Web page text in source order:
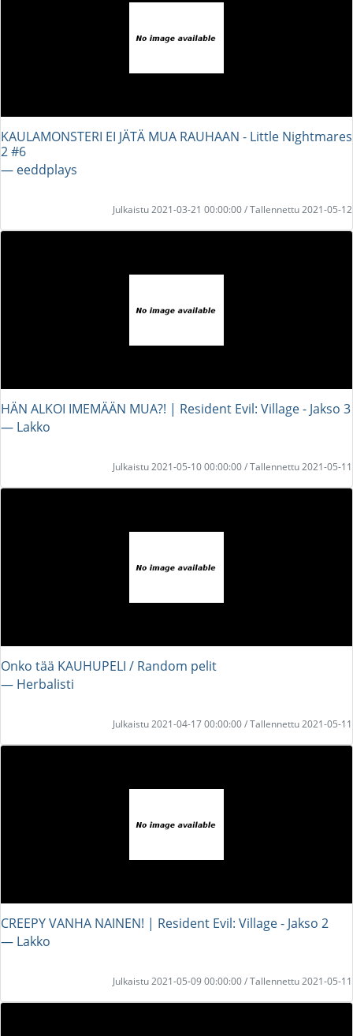
KAULAMONSTERI EI JÄTÄ MUA RAUHAAN - Little Nightmares
2 #6
― eeddplays
Julkaistu 2021-03-21 00:00:00 / Tallennettu 2021-05-12
HÄN ALKOI IMEMÄÄN MUA?! | Resident Evil: Village - Jakso 3
― Lakko
Julkaistu 2021-05-10 00:00:00 / Tallennettu 2021-05-11
Onko tää KAUHUPELI / Random pelit
― Herbalisti
Julkaistu 2021-04-17 00:00:00 / Tallennettu 2021-05-11
CREEPY VANHA NAINEN! | Resident Evil: Village - Jakso 2
― Lakko
Julkaistu 2021-05-09 00:00:00 / Tallennettu 2021-05-11